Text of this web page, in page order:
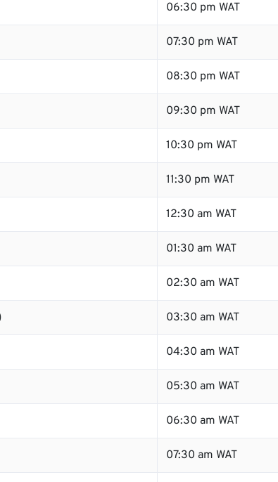
06:30 pm WAT
07:30 pm WAT
08:30 pm WAT
09:30 pm WAT
10:30 pm WAT
11:30 pm WAT
12:30 am WAT
01:30 am WAT
02:30 am WAT
03:30 am WAT
04:30 am WAT
05:30 am WAT
06:30 am WAT
07:30 am WAT